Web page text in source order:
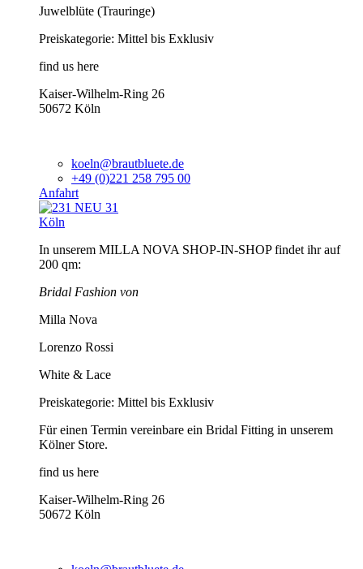
Juwelblüte (Trauringe)
Preiskategorie: Mittel bis Exklusiv
find us here
Kaiser-Wilhelm-Ring 26
50672 Köln
koeln@brautbluete.de
+49 (0)221 258 795 00
Anfahrt
Köln
In unserem MILLA NOVA SHOP-IN-SHOP findet ihr auf
200 qm:
Bridal Fashion von
Milla Nova
Lorenzo Rossi
White & Lace
Preiskategorie: Mittel bis Exklusiv
Für einen Termin vereinbare ein Bridal Fitting in unserem
Kölner Store.
find us here
Kaiser-Wilhelm-Ring 26
50672 Köln